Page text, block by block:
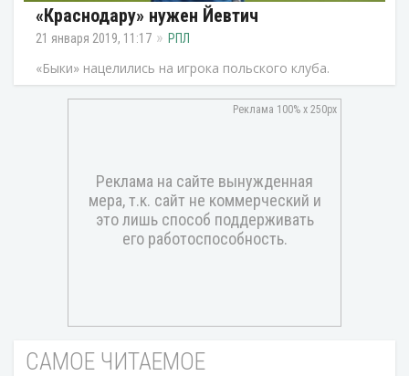
«Краснодару» нужен Йевтич
21 января 2019, 11:17 РПЛ
«Быки» нацелились на игрока польского клуба.
САМОЕ ЧИТАЕМОЕ